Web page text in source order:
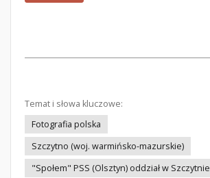
Temat i słowa kluczowe:
Fotografia polska
Szczytno (woj. warmińsko-mazurskie)
"Społem" PSS (Olsztyn) oddział w Szczytnie